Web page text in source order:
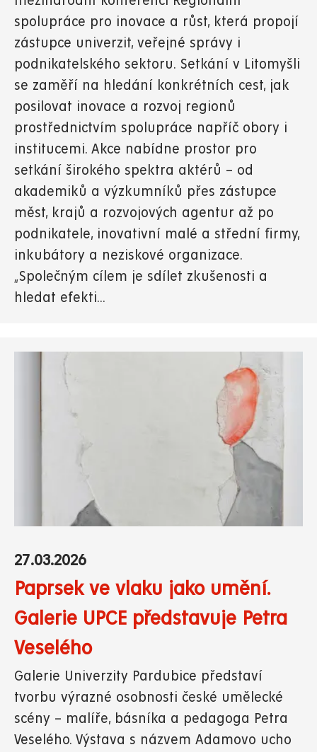
spolupráce pro inovace a růst, která propojí
zástupce univerzit, veřejné správy i
podnikatelského sektoru. Setkání v Litomyšli
se zaměří na hledání konkrétních cest, jak
posilovat inovace a rozvoj regionů
prostřednictvím spolupráce napříč obory i
institucemi. Akce nabídne prostor pro
setkání širokého spektra aktérů – od
akademiků a výzkumníků přes zástupce
měst, krajů a rozvojových agentur až po
podnikatele, inovativní malé a střední firmy,
inkubátory a neziskové organizace.
„Společným cílem je sdílet zkušenosti a
hledat efekti...
27.03.2026
Paprsek ve vlaku jako umění.
Galerie UPCE představuje Petra
Veselého
Galerie Univerzity Pardubice představí
tvorbu výrazné osobnosti české umělecké
scény – malíře, básníka a pedagoga Petra
Veselého. Výstava s názvem Adamovo ucho